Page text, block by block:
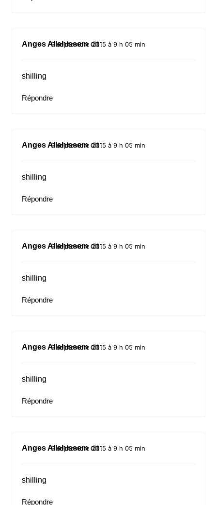
Anges Allahissem dit :
9 septembre 2015 à 9 h 05 min
shilling
Répondre
Anges Allahissem dit :
9 septembre 2015 à 9 h 05 min
shilling
Répondre
Anges Allahissem dit :
9 septembre 2015 à 9 h 05 min
shilling
Répondre
Anges Allahissem dit :
9 septembre 2015 à 9 h 05 min
shilling
Répondre
Anges Allahissem dit :
9 septembre 2015 à 9 h 05 min
shilling
Répondre